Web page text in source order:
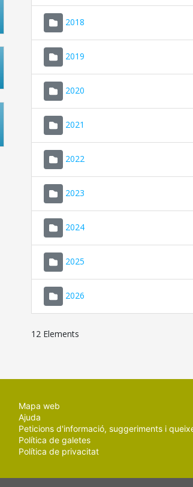
2018
2019
2020
2021
2022
2023
2024
2025
2026
12 Elements
Mapa web
Ajuda
Peticions d'informació, suggeriments i
Política de galetes
Política de privacitat